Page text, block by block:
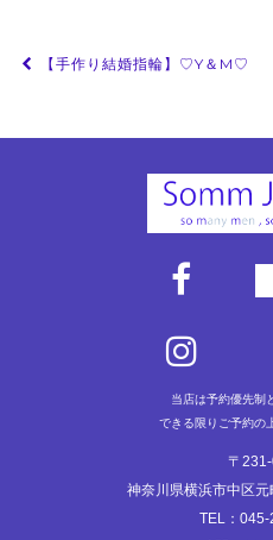
投
ナ
【手作り結婚指輪】♡Y＆M♡
当店は予約優先制
できる限りご予約の
〒
神奈川県横浜市中区
TEL：